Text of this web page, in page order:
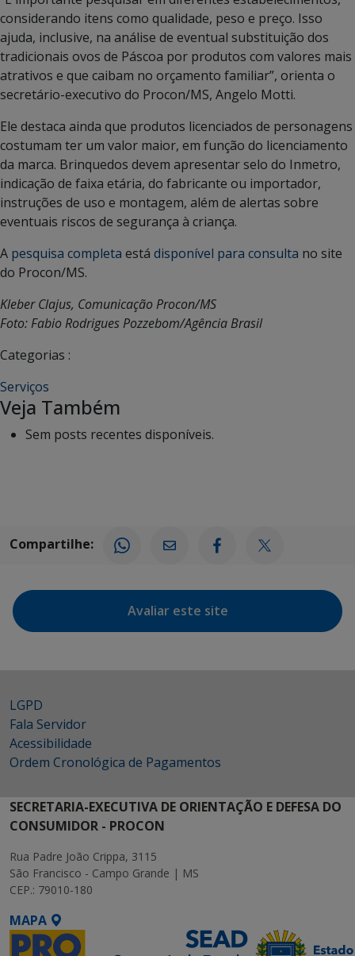
considerando itens como qualidade, peso e preço. Isso
ajuda, inclusive, na análise de eventual substituição dos
tradicionais ovos de Páscoa por produtos com valores mais
atrativos e que caibam no orçamento familiar”, orienta o
secretário-executivo do Procon/MS, Angelo Motti.
Ele destaca ainda que produtos licenciados de personagens
costumam ter um valor maior, em função do licenciamento
da marca. Brinquedos devem apresentar selo do Inmetro,
indicação de faixa etária, do fabricante ou importador,
instruções de uso e montagem, além de alertas sobre
eventuais riscos de segurança à criança.
A pesquisa completa está disponível para consulta no site
do Procon/MS.
Kleber Clajus, Comunicação Procon/MS
Foto: Fabio Rodrigues Pozzebom/Agência Brasil
Categorias :
Serviços
Veja Também
Sem posts recentes disponíveis.
Compartilhe:
Avaliar este site
LGPD
Fala Servidor
Acessibilidade
Ordem Cronológica de Pagamentos
SECRETARIA-EXECUTIVA DE ORIENTAÇÃO E DEFESA DO
CONSUMIDOR - PROCON
Rua Padre João Crippa, 3115
São Francisco - Campo Grande | MS
CEP.: 79010-180
MAPA